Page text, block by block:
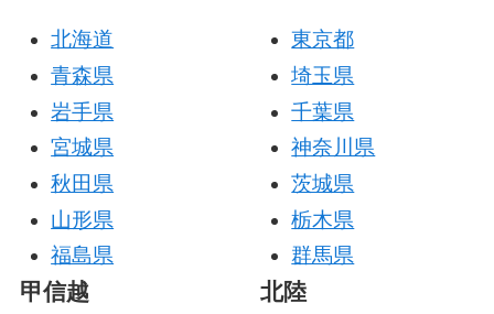
北海道
青森県
岩手県
宮城県
秋田県
山形県
福島県
東京都
埼玉県
千葉県
神奈川県
茨城県
栃木県
群馬県
甲信越 北陸